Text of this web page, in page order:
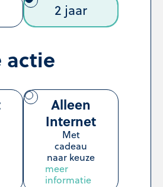
2 jaar
actie
Alleen
Internet
Met
cadeau
naar keuze
meer
informatie